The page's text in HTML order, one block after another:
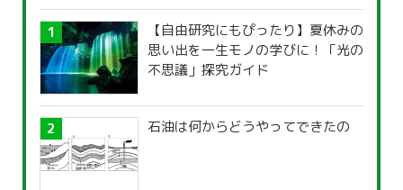
【自由研究にもぴったり】夏休みの
思い出を一生モノの学びに！「光の
不思議」探究ガイド
石油は何からどうやってできたの